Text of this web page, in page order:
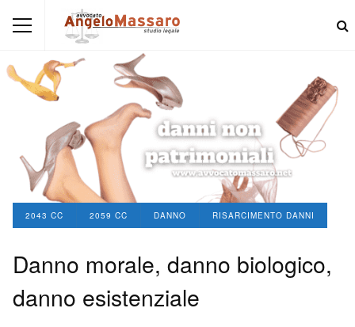
2043 CC 2059 CC DANNO RISARCIMENTO DANNI
Danno morale, danno biologico,
danno esistenziale